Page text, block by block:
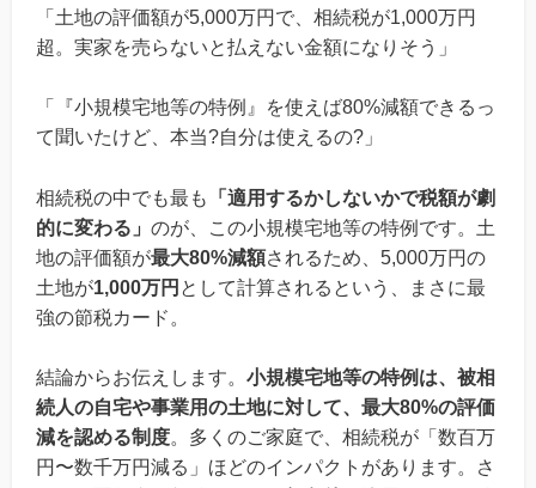
「土地の評価額が5,000万円で、相続税が1,000万円
超。実家を売らないと払えない金額になりそう」
「『小規模宅地等の特例』を使えば80%減額できるっ
て聞いたけど、本当?自分は使えるの?」
相続税の中でも最も
「適用するかしないかで税額が劇
的に変わる」 のが、この小規模宅地等の特例です。土
地の評価額が最大80%減額されるため、5,000万円の
土地が1,000万円 として計算されるという、まさに最
強の節税カード。
結論からお伝えします。 小規模宅地等の特例は、被相
続人の自宅や事業用の土地に対して、最大80%の評価
減を認める制度。多くのご家庭で、相続税が「数百万
円〜数千万円減る」ほどのインパクトがあります。さ